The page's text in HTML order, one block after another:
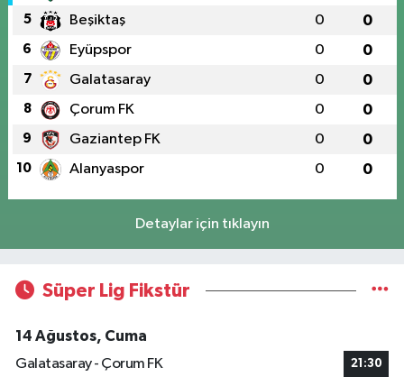
5 Beşiktaş 0 0
6 Eyüpspor 0 0
7 Galatasaray 0 0
8 Çorum FK 0 0
9 Gaziantep FK 0 0
10 Alanyaspor 0 0
Detaylar için tıklayın
Süper Lig Fikstür
14 Ağustos, Cuma
Galatasaray - Çorum FK
21:30